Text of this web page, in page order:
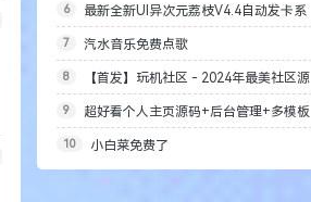
6 最新全新UI异次元荔枝V4.4自动发卡系
统源码
7 汽水音乐免费点歌
8 【首发】玩机社区 - 2024年最美社区源
码开源
9 超好看个人主页源码+后台管理+多模板
切换
10 小白菜免费了